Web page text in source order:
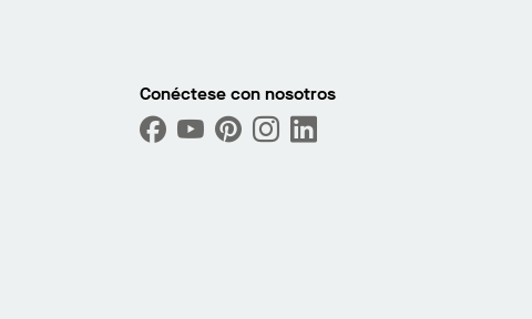
Conéctese con nosotros